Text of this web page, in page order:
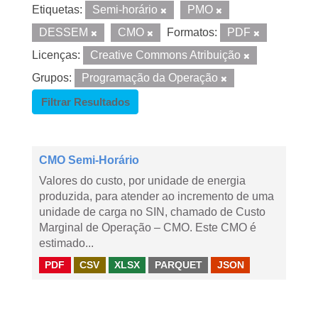
Etiquetas: Semi-horário
PMO
DESSEM
CMO Formatos:
PDF
Licenças:
Creative Commons Atribuição
Grupos:
Programação da Operação
Filtrar Resultados
CMO Semi-Horário
Valores do custo, por unidade de energia
produzida, para atender ao incremento de uma
unidade de carga no SIN, chamado de Custo
Marginal de Operação – CMO. Este CMO é
estimado...
PDF CSV XLSX PARQUET JSON